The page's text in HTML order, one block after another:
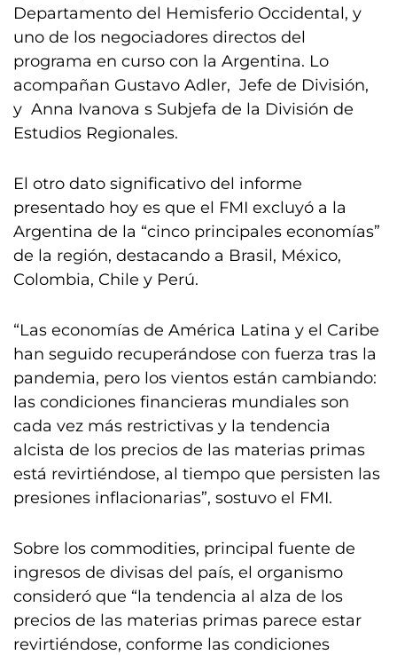
Departamento del Hemisferio Occidental, y
uno de los negociadores directos del
programa en curso con la Argentina. Lo
acompañan Gustavo Adler, Jefe de División,
y Anna Ivanova s Subjefa de la División de
Estudios Regionales.
El otro dato significativo del informe
presentado hoy es que el FMI excluyó a la
Argentina de la “cinco principales economías”
de la región, destacando a Brasil, México,
Colombia, Chile y Perú.
“Las economías de América Latina y el Caribe
han seguido recuperándose con fuerza tras la
pandemia, pero los vientos están cambiando:
las condiciones financieras mundiales son
cada vez más restrictivas y la tendencia
alcista de los precios de las materias primas
está revirtiéndose, al tiempo que persisten las
presiones inflacionarias”, sostuvo el FMI.
Sobre los commodities, principal fuente de
ingresos de divisas del país, el organismo
consideró que “la tendencia al alza de los
precios de las materias primas parece estar
revirtiéndose, conforme las condiciones